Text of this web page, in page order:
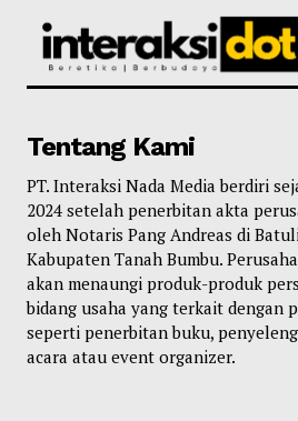
Tentang Kami
PT. Interaksi Nada Media berdiri
2024 setelah penerbitan akta
oleh Notaris Pang Andreas di
Kabupaten Tanah Bumbu.
akan menaungi produk-produk
bidang usaha yang terkait dengan
seperti penerbitan buku,
acara atau event organizer.